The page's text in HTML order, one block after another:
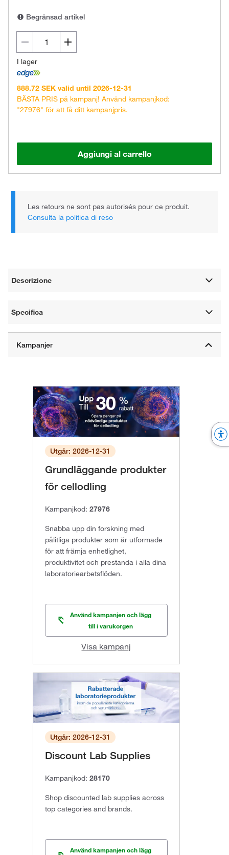
Begränsad artikel
I lager
888.72 SEK valid until 2026-12-31
BÄSTA PRIS på kampanj! Använd kampanjkod:
"27976" för att få ditt kampanjpris.
Aggiungi al carrello
Les retours ne sont pas autorisés pour ce produit.
Consulta la politica di reso
Descrizione
Specifica
Utgår: 2026-12-31
Grundläggande produkter
för cellodling
Kampanjkod: 27976
Snabba upp din forskning med
pålitliga produkter som är utformade
för att främja enhetlighet,
produktivitet och prestanda i alla dina
laboratoriearbetsflöden.
Använd kampanjen och lägg
till i varukorgen
Visa kampanj
Utgår: 2026-12-31
Discount Lab Supplies
Kampanjkod: 28170
Shop discounted lab supplies across
top categories and brands.
Använd kampanjen och lägg